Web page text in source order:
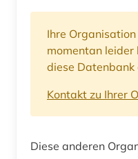
Ihre
momentan leider
diese Datenbank
Kontakt zu Ihrer
Diese anderen